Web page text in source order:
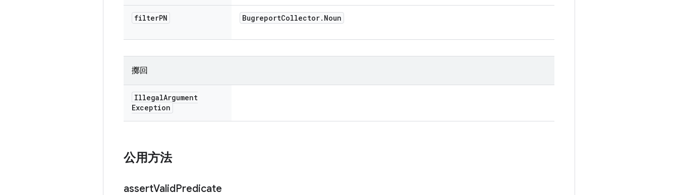
filterPN BugreportCollector. Noun
擲回
IllegalArgument
Exception
公用方法
assertValidPredicate